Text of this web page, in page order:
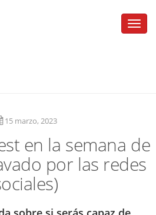
15 marzo, 2023
en la semana de
por las redes